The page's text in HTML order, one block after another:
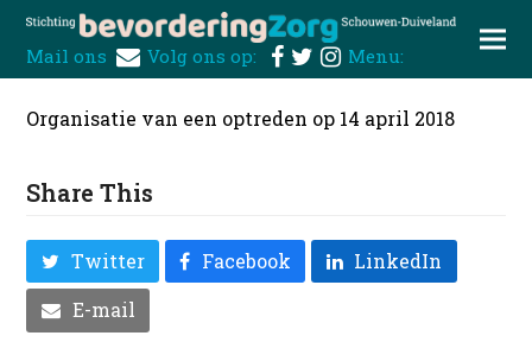
Mail ons Volg ons op: Menu:
Organisatie van een optreden op 14 april 2018
Share This
Twitter Facebook
LinkedIn
E-mail